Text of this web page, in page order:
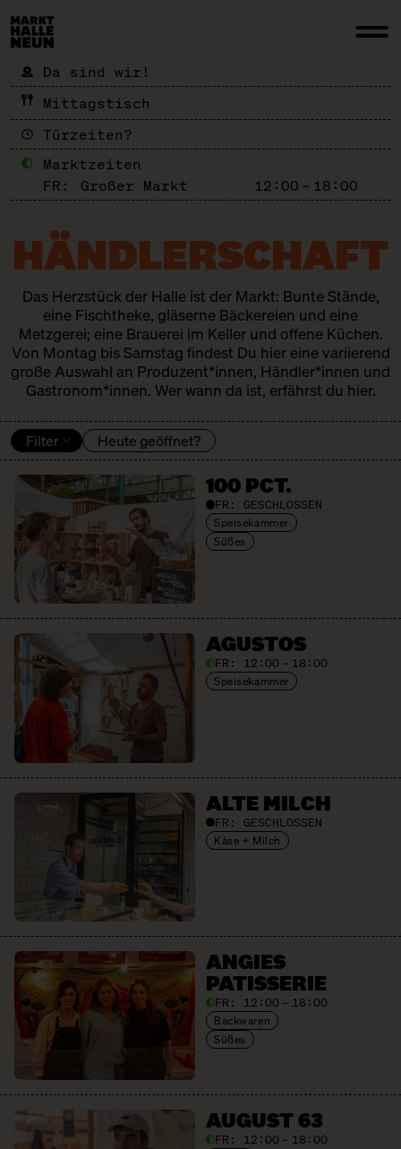
Da sind wir!
Mittagstisch
Türzeiten?
Marktzeiten
FR:
Großer Markt 12:00 – 18:00
HÄNDLER­SCHAFT
Das Herzstück der Halle ist der Markt: Bunte Stände,
eine Fischtheke, gläserne Bäckereien und eine
Metzgerei; eine Brauerei im Keller und offene Küchen.
Von Montag bis Samstag findest Du hier eine variierend
große Auswahl an Produzent*innen, Händler*innen und
Gastronom*innen. Wer wann da ist, erfährst du hier.
Filter Heute geöffnet?
100 PCT.
FR: GESCHLOSSEN
Speisekammer
Süßes
AGUSTOS
FR: 12:00 – 18:00
Speisekammer
ALTE MILCH
FR: GESCHLOSSEN
Käse + Milch
ANGIES
PATISSERIE
FR: 12:00 – 18:00
Backwaren
Süßes
AUGUST 63
FR: 12:00 – 18:00